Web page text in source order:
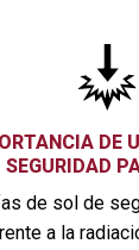
DE
SEGURIDAD
de sol de
a la